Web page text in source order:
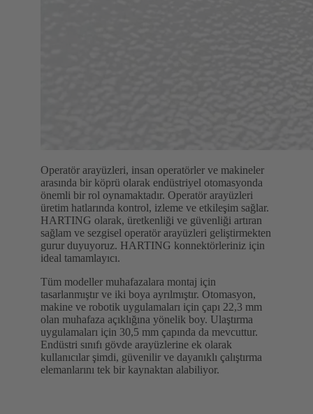
Operatör arayüzleri, insan operatörler ve makineler
arasında bir köprü olarak endüstriyel otomasyonda
önemli bir rol oynamaktadır. Operatör arayüzleri
üretim hatlarında kontrol, izleme ve etkileşim sağlar.
HARTING olarak, üretkenliği ve güvenliği artıran
sağlam ve sezgisel operatör arayüzleri geliştirmekten
gurur duyuyoruz. HARTING konnektörleriniz için
ideal tamamlayıcı.
Tüm modeller muhafazalara montaj için
tasarlanmıştır ve iki boya ayrılmıştır. Otomasyon,
makine ve robotik uygulamaları için çapı 22,3 mm
olan muhafaza açıklığına yönelik boy. Ulaştırma
uygulamaları için 30,5 mm çapında da mevcuttur.
Endüstri sınıfı gövde arayüzlerine ek olarak
kullanıcılar şimdi, güvenilir ve dayanıklı çalıştırma
elemanlarını tek bir kaynaktan alabiliyor.